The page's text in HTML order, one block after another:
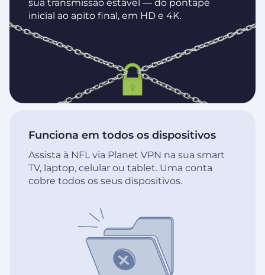
sua transmissão estável — do pontapé
inicial ao apito final, em HD e 4K.
Funciona em todos os dispositivos
Assista à NFL via Planet VPN na sua smart
TV, laptop, celular ou tablet. Uma conta
cobre todos os seus dispositivos.